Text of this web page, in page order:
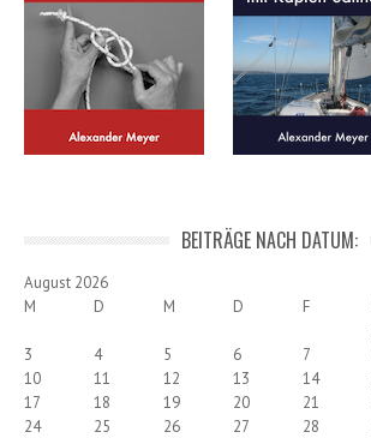
BEITRÄGE NACH DATUM:
August 2026
M
D M D F
3
4 5 6 7
10
11 12 13 14
17
18 19 20 21
24
25 26 27 28